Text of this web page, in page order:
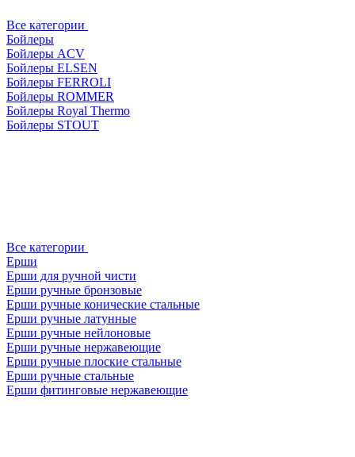
Все категории
Бойлеры
Бойлеры ACV
Бойлеры ELSEN
Бойлеры FERROLI
Бойлеры ROMMER
Бойлеры Royal Thermo
Бойлеры STOUT
Все категории
Ерши
Ерши для ручной чисти
Ерши ручные бронзовые
Ерши ручные конические стальные
Ерши ручные латунные
Ерши ручные нейлоновые
Ерши ручные нержавеющие
Ерши ручные плоские стальные
Ерши ручные стальные
Ерши фитинговые нержавеющие